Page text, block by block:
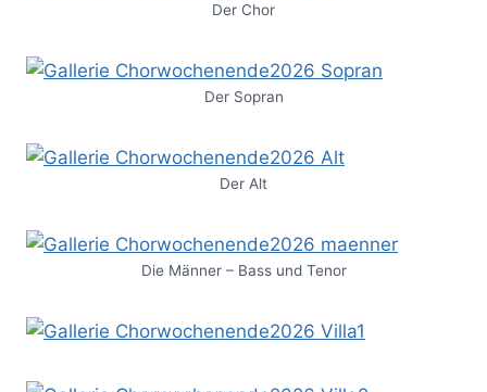
Der Chor
Der Sopran
Der Alt
Die Männer – Bass und Tenor